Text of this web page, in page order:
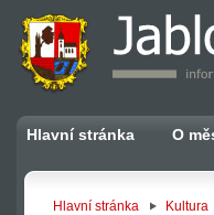
Hlavní stránka O
Hlavní stránka Kultura